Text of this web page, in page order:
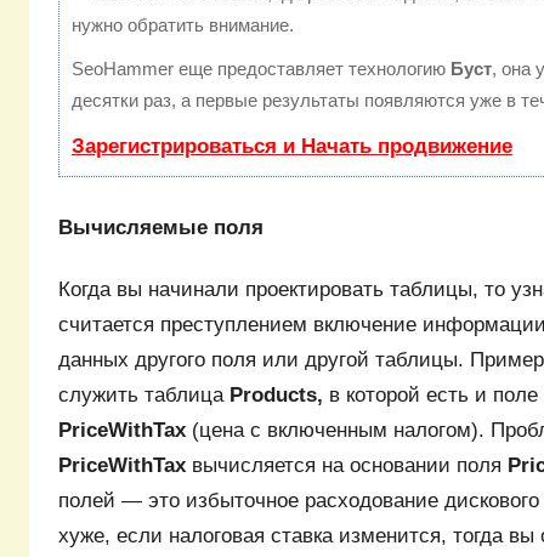
нужно обратить внимание.
SeoHammer еще предоставляет технологию Буст, она
десятки раз, а первые результаты появляются уже в
Зарегистрироваться и Начать продвижение
Вычисляемые поля
Когда вы начинали проектировать таблицы, то
считается преступлением включение
данных другого поля или другой таблицы.
служить таблица Products, в которой есть и поле
PriceWithTax (цена с включенным налогом).
PriceWithTax вычисляется на основании поля
полей — это избыточное расходование
хуже, если налоговая ставка изменится, тогда вы